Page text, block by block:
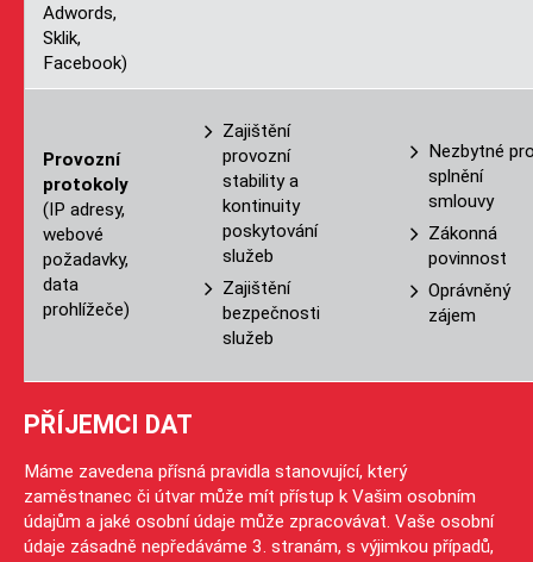
Adwords,
Sklik,
Facebook)
Provozní
protokoly
(IP adresy,
webové
požadavky,
data
prohlížeče)
Zajištění
provozní
stability a
kontinuity
poskytování
služeb
Zajištění
bezpečnosti
služeb
Nezbytné
splnění
smlouvy
Zákonná
povinnost
Oprávněný
zájem
PŘÍJEMCI DAT
Máme zavedena přísná pravidla stanovující, který
zaměstnanec či útvar může mít přístup k Vašim osobním
údajům a jaké osobní údaje může zpracovávat. Vaše osobní
údaje zásadně nepředáváme 3. stranám, s výjimkou případů,